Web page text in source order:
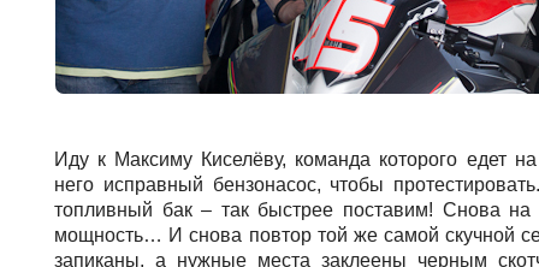
Иду к Максиму Киселёву, команда которого едет
него исправный бензонасос, чтобы
топливный бак – так быстрее поставим! Снова на
мощность… И снова повтор той же самой скучной
запиканы, а нужные места заклеены черным